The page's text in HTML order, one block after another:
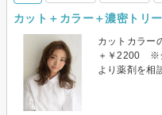
カット＋カラー＋濃密ト
カットカラー
＋￥2200 ※
より薬剤を相